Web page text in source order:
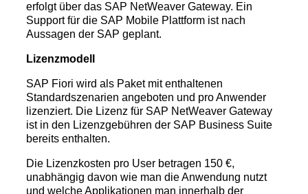
erfolgt über das SAP NetWeaver Gateway. Ein
Support für die SAP Mobile Plattform ist nach
Aussagen der SAP geplant.
Lizenzmodell
SAP Fiori wird als Paket mit enthaltenen
Standardszenarien angeboten und pro Anwender
lizenziert. Die Lizenz für SAP NetWeaver Gateway
ist in den Lizenzgebühren der SAP Business Suite
bereits enthalten.
Die Lizenzkosten pro User betragen 150 €,
unabhängig davon wie man die Anwendung nutzt
und welche Applikationen man innerhalb der